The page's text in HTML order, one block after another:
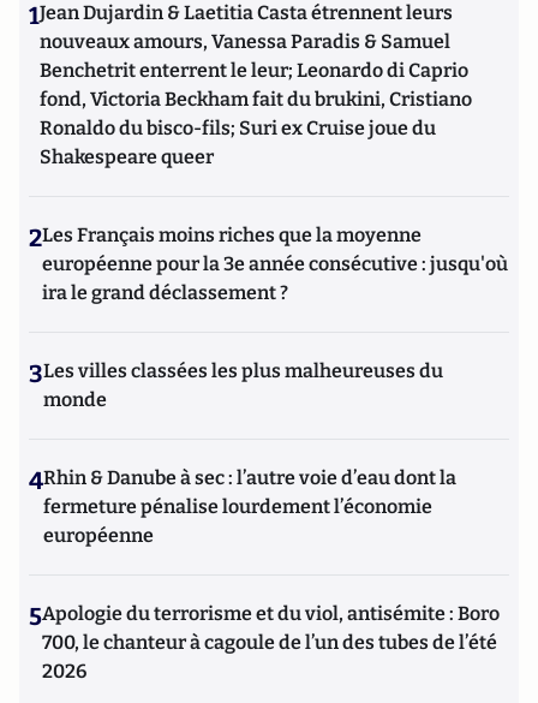
1Jean Dujardin & Laetitia Casta étrennent leurs
nouveaux amours, Vanessa Paradis & Samuel
Benchetrit enterrent le leur; Leonardo di Caprio
fond, Victoria Beckham fait du brukini, Cristiano
Ronaldo du bisco-fils; Suri ex Cruise joue du
Shakespeare queer
2Les Français moins riches que la moyenne
européenne pour la 3e année consécutive : jusqu'où
ira le grand déclassement ?
3Les villes classées les plus malheureuses du
monde
4Rhin & Danube à sec : l’autre voie d’eau dont la
fermeture pénalise lourdement l’économie
européenne
5Apologie du terrorisme et du viol, antisémite : Boro
700, le chanteur à cagoule de l’un des tubes de l’été
2026